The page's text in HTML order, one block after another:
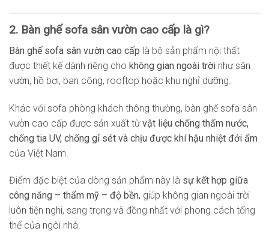
2. Bàn ghế sofa sân vườn cao cấp là gì?
Bàn ghế sofa sân vườn cao cấp là bộ sản phẩm nội thất
được thiết kế dành riêng cho không gian ngoài trời như sân
vườn, hồ bơi, ban công, rooftop hoặc khu nghỉ dưỡng.
Khác với sofa phòng khách thông thường, bàn ghế sofa sân
vườn cao cấp được sản xuất từvật liệu chống thấm nước,
chống tia UV, chống gỉ sét và chịu được khí hậu nhiệt đới ẩm
của Việt Nam.
Điểm đặc biệt của dòng sản phẩm này là sự kết hợp giữa
công năng – thẩm mỹ – độ bền, giúp không gian ngoài trời
luôn tiện nghi, sang trọng và đồng nhất với phong cách tổng
thể của ngôi nhà.